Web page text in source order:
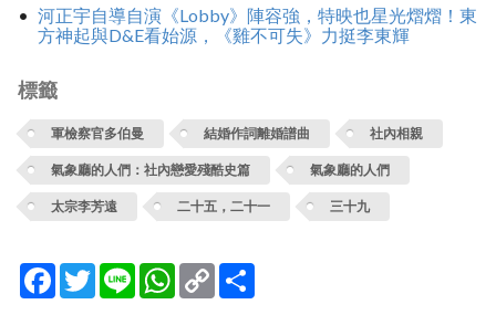
河正宇自導自演《Lobby》陣容強，特映也星光熠熠！東
方神起與D&E看始源，《雞不可失》力挺李東輝
標籤
軍檢察官多伯曼 結婚作詞離婚譜曲 社內相親
氣象廳的人們：社內戀愛殘酷史篇 氣象廳的人們
太宗李芳遠 二十五，二十一 三十九
Facebook
TwitterLine WhatsApp
Copy
Link